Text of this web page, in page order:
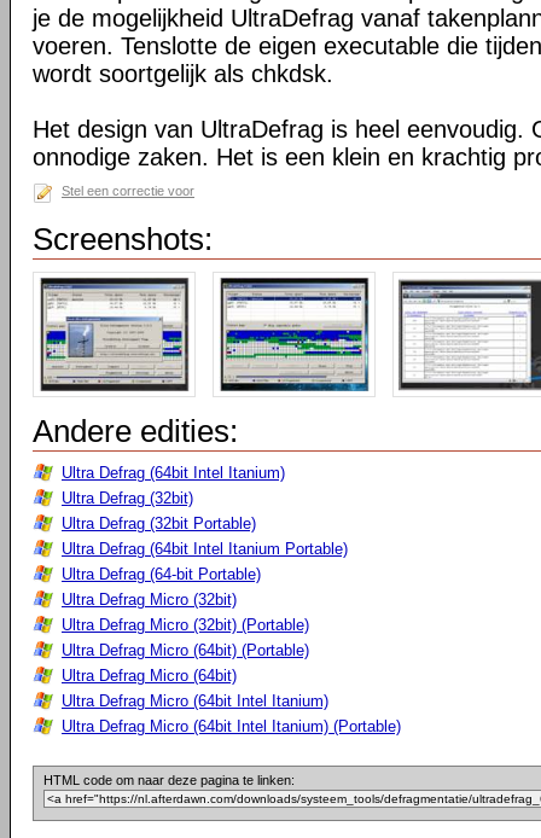
je de mogelijkheid UltraDefrag vanaf
voeren. Tenslotte de eigen executable die
wordt soortgelijk als chkdsk.
Het design van UltraDefrag is heel eenvoudig.
onnodige zaken. Het is een klein en krachtig
Stel een correctie voor
Screenshots:
Andere edities:
Ultra Defrag (64bit Intel Itanium)
Ultra Defrag (32bit)
Ultra Defrag (32bit Portable)
Ultra Defrag (64bit Intel Itanium Portable)
Ultra Defrag (64-bit Portable)
Ultra Defrag Micro (32bit)
Ultra Defrag Micro (32bit) (Portable)
Ultra Defrag Micro (64bit) (Portable)
Ultra Defrag Micro (64bit)
Ultra Defrag Micro (64bit Intel Itanium)
Ultra Defrag Micro (64bit Intel Itanium) (Portable)
HTML code om naar deze pagina te linken: